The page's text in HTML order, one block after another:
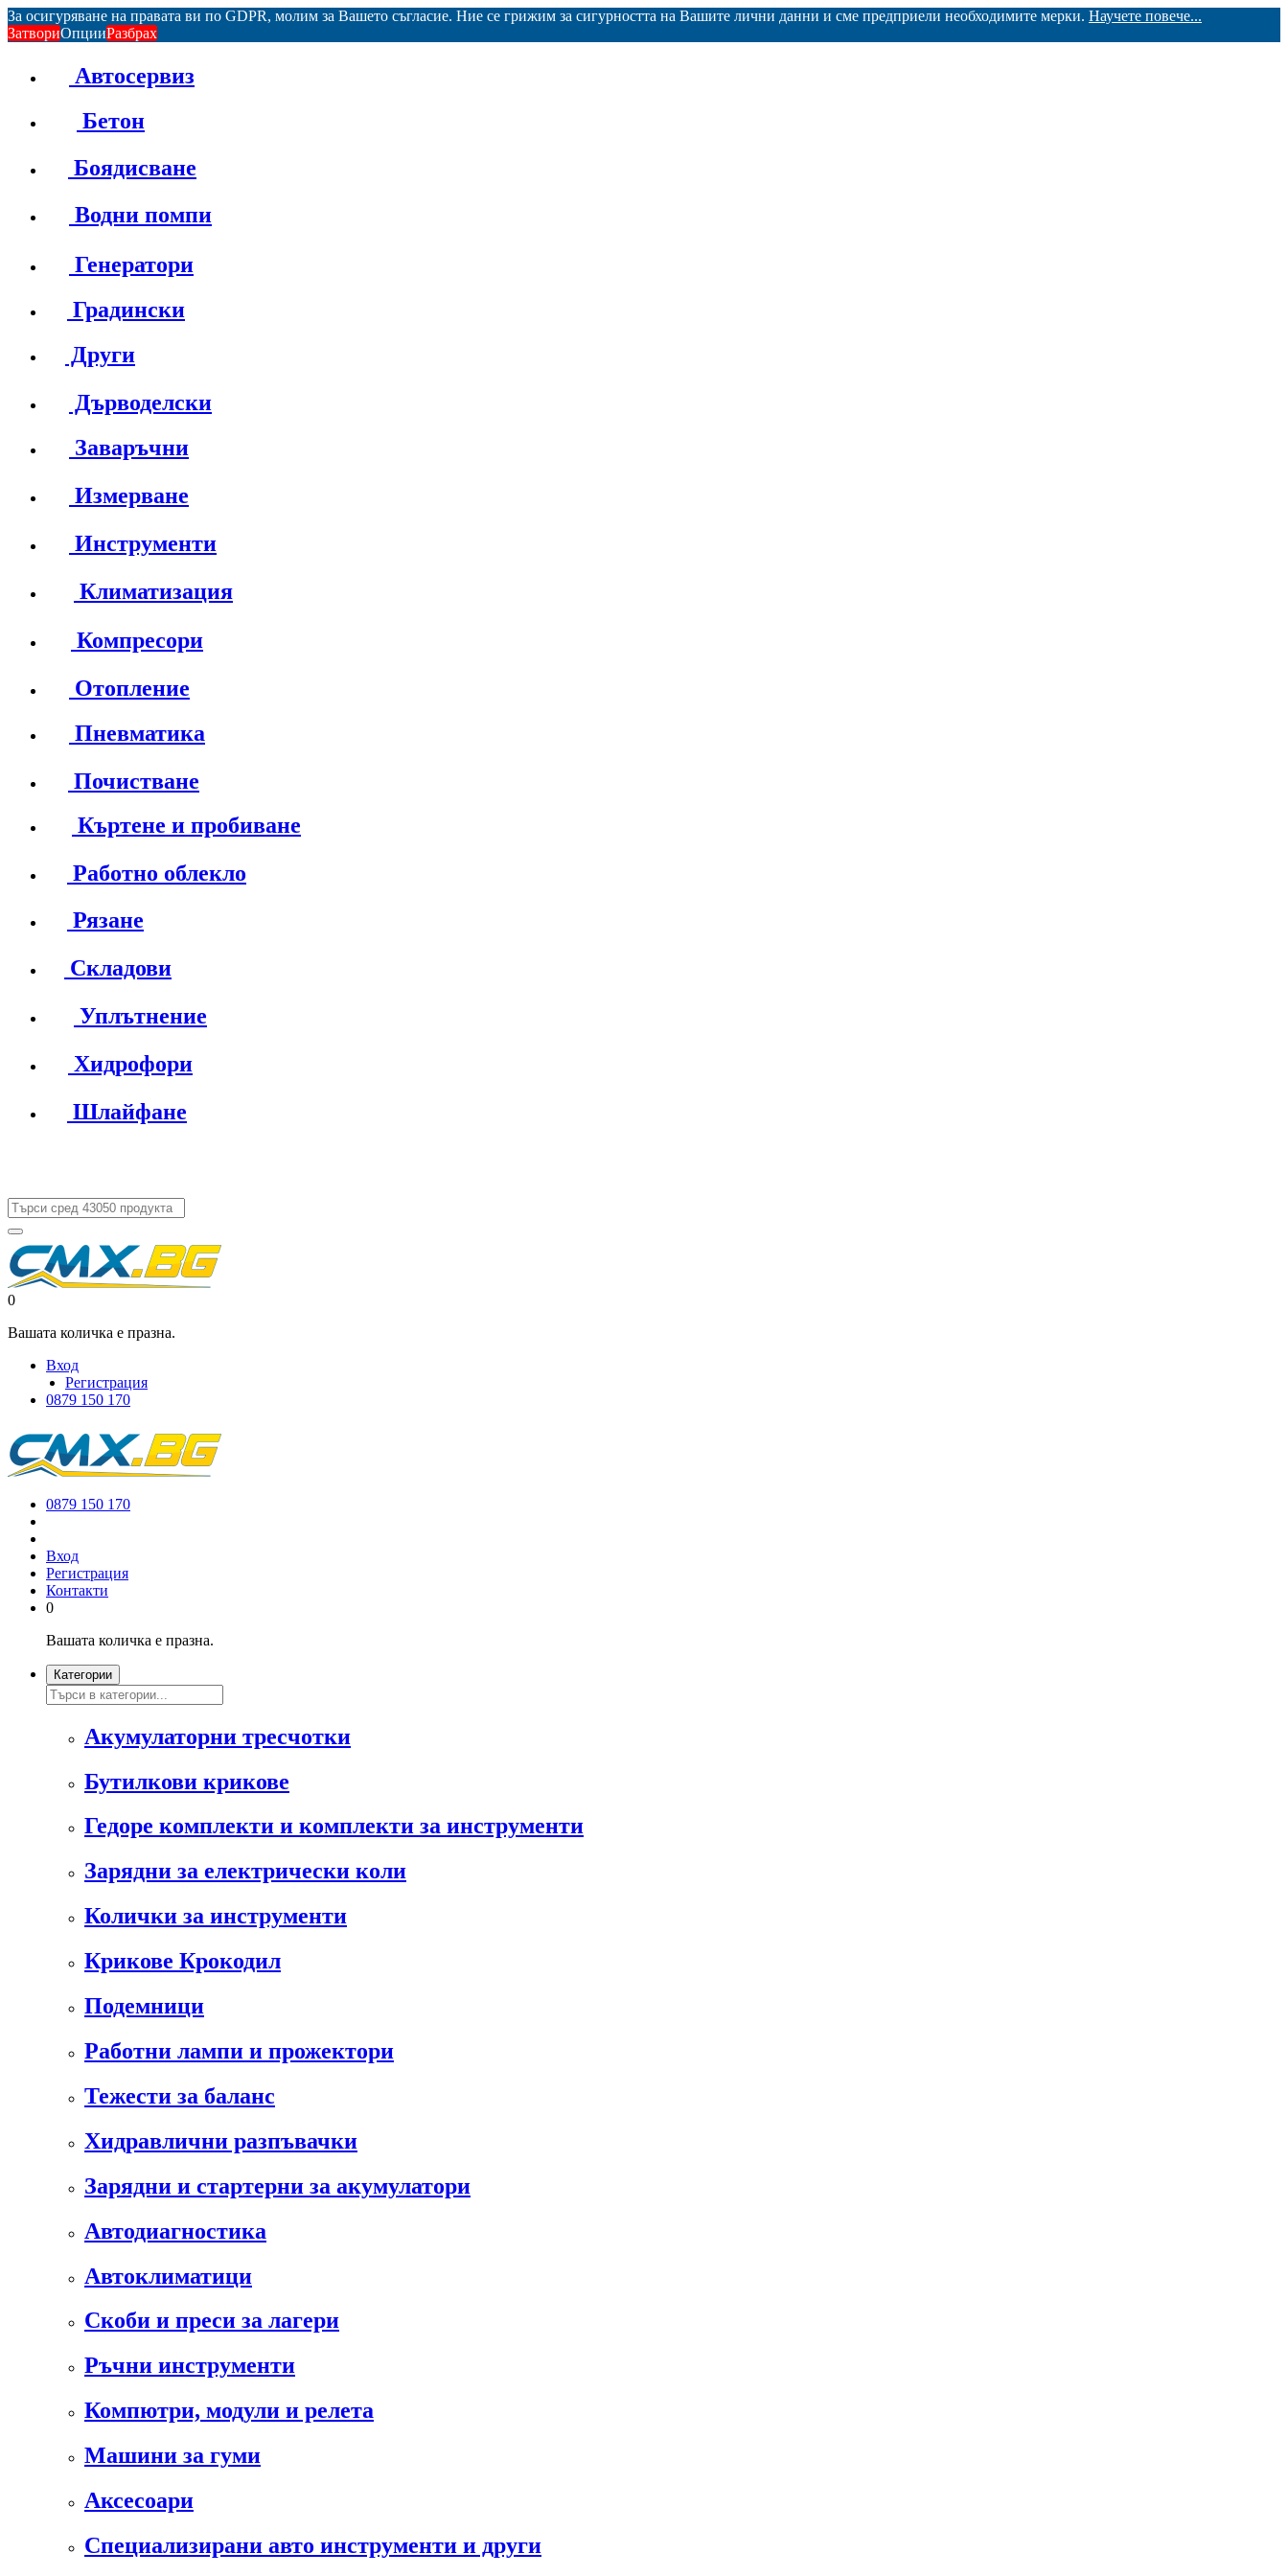
За осигуряване на правата ви по GDPR, молим за Вашето съгласие. Ние се грижим за сигурността на Вашите лични данни и сме предприели необходимите мерки. Научете повече...
ЗатвориОпцииРазбрах
Автосервиз
Бетон
Боядисване
Водни помпи
Генератори
Градински
Други
Дърводелски
Заваръчни
Измерване
Инструменти
Климатизация
Компресори
Отопление
Пневматика
Почистване
Къртене и пробиване
Работно облекло
Рязане
Складови
Уплътнение
Хидрофори
Шлайфане
0
Вашата количка е празна.
Вход
Регистрация
0879 150 170
0879 150 170
Вход
Регистрация
Контакти
0
Вашата количка е празна.
Категории
Акумулаторни тресчотки
Бутилкови крикове
Гедоре комплекти и комплекти за инструменти
Зарядни за електрически коли
Колички за инструменти
Крикове Крокодил
Подемници
Работни лампи и прожектори
Тежести за баланс
Хидравлични разпъвачки
Зарядни и стартерни за акумулатори
Автодиагностика
Автоклиматици
Скоби и преси за лагери
Ръчни инструменти
Компютри, модули и релета
Машини за гуми
Аксесоари
Специализирани авто инструменти и други